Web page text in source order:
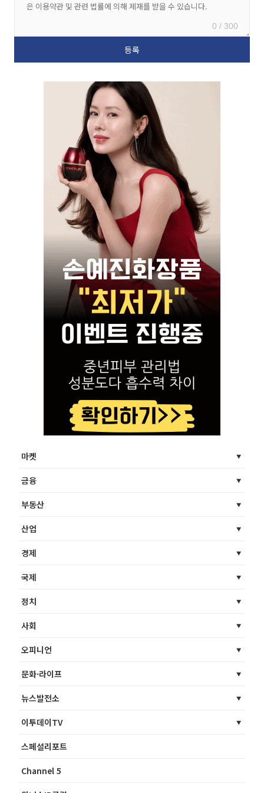
0 / 300
마켓
금융
부동산
산업
경제
국제
정치
사회
오피니언
문화·라이프
뉴스발전소
이투데이TV
스페셜리포트
Channel 5